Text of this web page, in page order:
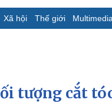
Xã hội Thế giới Multimedia
Dấu ấn VOV
tượng cắt